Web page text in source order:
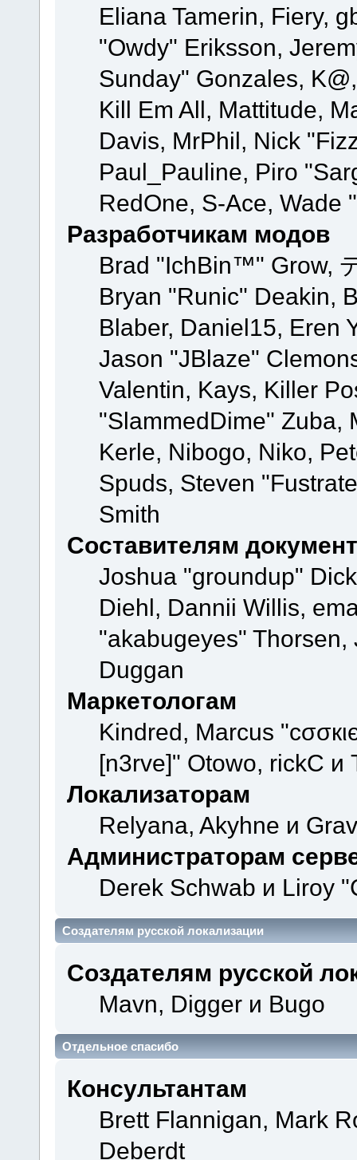
Eliana Tamerin, Fiery,
"Owdy" Eriksson,
Sunday" Gonzales,
Kill Em All, Mattitude,
Davis, MrPhil, Nick
Paul_Pauline, Piro
RedOne, S-Ace,
Разработчикам модов
Brad "IchBin™" Grow,
Bryan "Runic" Deakin,
Blaber, Daniel15, Eren
Jason "JBlaze"
Valentin, Kays, Killer
"SlammedDime" Zuba,
Kerle, Nibogo, Niko,
Spuds, Steven
Smith
Составителям
Joshua "groundup"
Diehl, Dannii Willis,
"akabugeyes"
Duggan
Маркетологам
Kindred, Marcus
[n3rve]" Otowo, rickC и
Локализаторам
Relyana, Akyhne и
Администраторам
Derek Schwab и Liroy
Создателям русской локализации
Создателям русской
Mavn, Digger и Bugo
Отдельное спасибо
Консультантам
Brett Flannigan, Mark
Deberdt